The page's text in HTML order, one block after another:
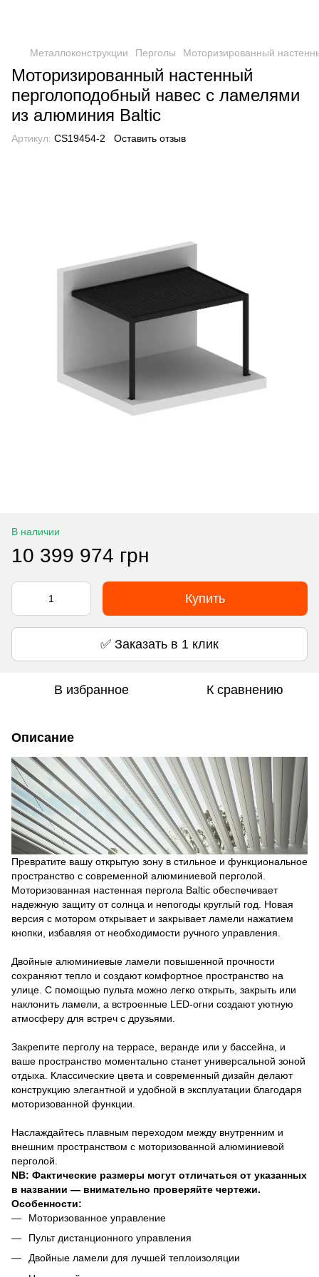
Металлоконструкции Перголы Моторизированный
Моторизированный настенный
перголоподобный навес с ламелями
из алюминия Baltic
Артикул: CS19454-2 Оставить отзыв
В наличии
10 399 974 грн
Купить
✅ Заказать в 1 клик
В избранное К сравнению
Описание
Превратите вашу открытую зону в стильное и функциональное
пространство с современной алюминиевой перголой.
Моторизованная настенная пергола Baltic обеспечивает
надежную защиту от солнца и непогоды круглый год. Новая
версия с мотором открывает и закрывает ламели нажатием
кнопки, избавляя от необходимости ручного управления.
Двойные алюминиевые ламели повышенной прочности
сохраняют тепло и создают комфортное пространство на
улице. С помощью пульта можно легко открыть, закрыть или
наклонить ламели, а встроенные LED-огни создают уютную
атмосферу для встреч с друзьями.
Закрепите перголу на террасе, веранде или у бассейна, и
ваше пространство моментально станет универсальной зоной
отдыха. Классические цвета и современный дизайн делают
конструкцию элегантной и удобной в эксплуатации благодаря
моторизованной функции.
Наслаждайтесь плавным переходом между внутренним и
внешним пространством с моторизованной алюминиевой
перголой.
NB: Фактические размеры могут отличаться от указанных
в названии — внимательно проверяйте чертежи.
Особенности:
Моторизованное управление
Пульт дистанционного управления
Двойные ламели для лучшей теплоизоляции